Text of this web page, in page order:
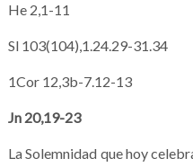
He 2,1-11
Sl 103(104),1.24.29-31.34
1Cor 12,3b-7.12-13
Jn 20,19-23
La Solemnidad que hoy